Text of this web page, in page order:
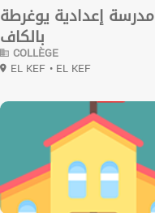
مدرسة إعدادية يوغرطة
بالكاف
COLLÈGE
EL KEF • EL KEF